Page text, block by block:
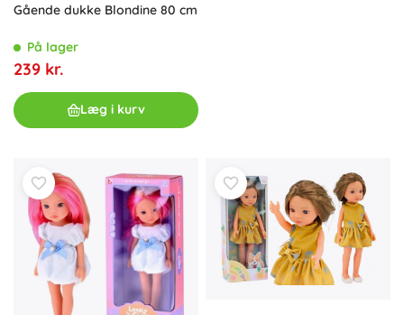
Gående dukke Blondine 80 cm
På lager
239 kr.
Læg i kurv